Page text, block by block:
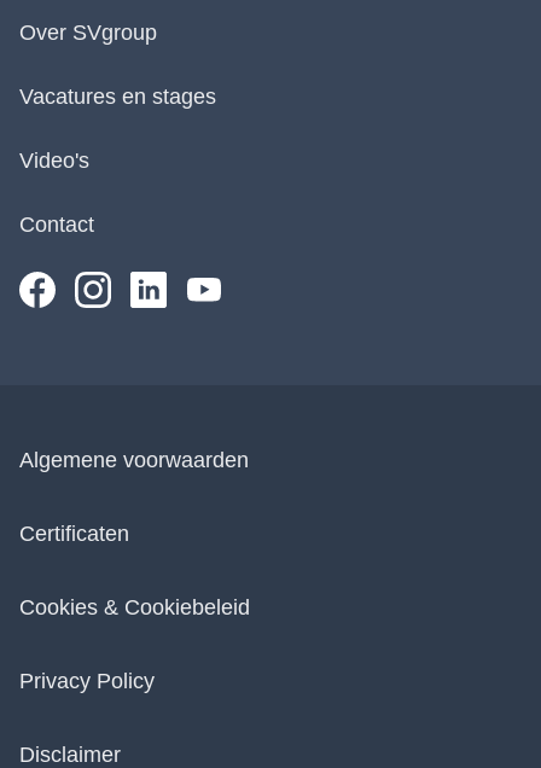
Over SVgroup
Vacatures en stages
Video's
Contact
Algemene voorwaarden
Certificaten
Cookies & Cookiebeleid
Privacy Policy
Disclaimer